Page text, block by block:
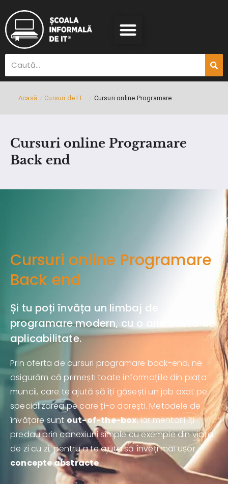
Acasă Cursuri de IT... Cursuri online Programare...
Cursuri online Programare
Back end
Cursuri online Programare
Back end
Și tu poți învăța un limbaj de
programare modern, cu o arie vastă de
aplicabilitate.
Prin oferta de cursuri programare back-end, ne
asigurăm că primești toate informațiile din piața
muncii, care te ajută să îți găsești un job axat pe
specializarea pe care ți-o dorești. Metodele de
învățare sunt out-of-the-box, iar mentorii îți
predau prin conexiuni simple cu exemple din viața
de zi cu zi, pentru a te ajuta să înveți mai ușor
concepte abstracte.